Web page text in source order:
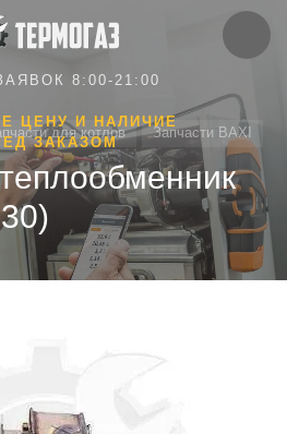
8:00-21:00
ЦЕНУ И НАЛИЧИЕ
ЗАКАЗОМ
для котлов Запчасти BAXI